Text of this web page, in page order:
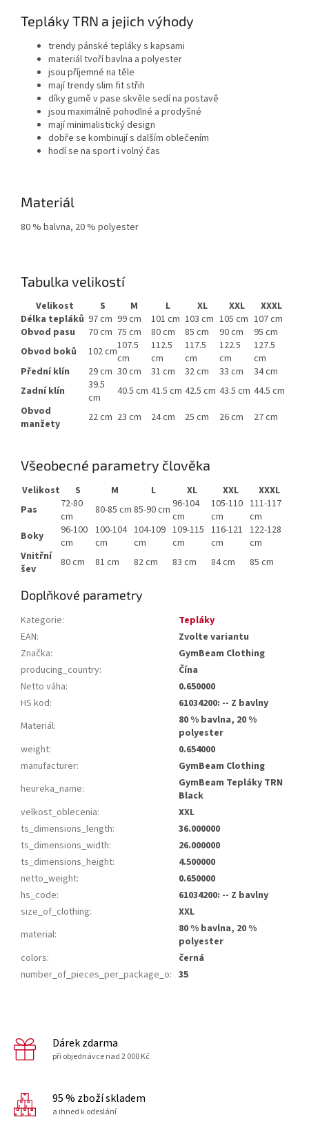
Tepláky TRN a jejich výhody
trendy pánské tepláky s kapsami
materiál tvoří bavlna a polyester
jsou příjemné na těle
mají trendy slim fit střih
díky gumě v pase skvěle sedí na postavě
jsou maximálně pohodlné a prodyšné
mají minimalistický design
dobře se kombinují s dalším oblečením
hodí se na sport i volný čas
Materiál
80 % balvna, 20 % polyester
Tabulka velikostí
Velikost S M L XL XXL
XXXL
Délka tepláků 97 cm 99 cm 101 cm 103 cm 105 cm 107 cm
Obvod pasu
70 cm 75 cm 80 cm 85 cm 90 cm
95 cm
Obvod boků
102 cm107.5
cm
112.5
cm
117.5
cm
122.5
cm
127.5
cm
Přední klín
29 cm 30 cm 31 cm 32 cm 33 cm
34 cm
Zadní klín
39.5
cm
40.5 cm 41.5 cm 42.5 cm 43.5 cm 44.5 cm
Obvod
manžety
22 cm 23 cm 24 cm 25 cm 26 cm 27 cm
Všeobecné parametry člověka
Velikost S M L XL XXL
XXXL
Pas
72-80
cm
80-85 cm 85-90 cm 96-104
cm
105-110
cm
111-117
cm
Boky
96-100
cm
100-104
cm
104-109
cm
109-115
cm
116-121
cm
122-128
cm
Vnitřní
šev
80 cm 81 cm 82 cm 83 cm 84 cm 85 cm
Doplňkové parametry
Kategorie:
Tepláky
EAN:
Zvolte variantu
Značka:
GymBeam Clothing
producing_country:
Čína
Netto váha:
0.650000
HS kod:
61034200: -- Z bavlny
Materiál:
80 % bavlna, 20 %
polyester
weight:
0.654000
manufacturer:
GymBeam Clothing
heureka_name:
GymBeam Tepláky TRN
Black
velkost_oblecenia:
XXL
ts_dimensions_length:
36.000000
ts_dimensions_width:
26.000000
ts_dimensions_height:
4.500000
netto_weight:
0.650000
hs_code:
61034200: -- Z bavlny
size_of_clothing:
XXL
material:
80 % bavlna, 20 %
polyester
colors:
černá
number_of_pieces_per_package_o: 35
Dárek zdarma
při objednávce nad 2 000 Kč
95 % zboží skladem
a ihned k odeslání